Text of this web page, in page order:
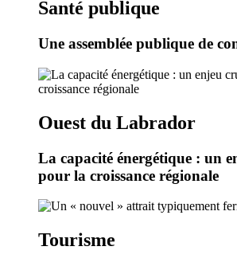
Santé publique
Une assemblée publique de
Ouest du Labrador
La capacité énergétique : un
pour la croissance régionale
Tourisme